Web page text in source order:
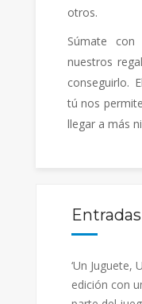
otros.
Súmate
nuestros
conseguirlo.
tú nos
llegar a más
‘Un Juguete,
edición con